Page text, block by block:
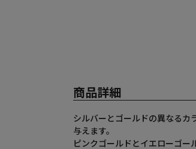
商品詳細
シルバーとゴールドの異なるカ
与えます。
ピンクゴールドとイエローゴー